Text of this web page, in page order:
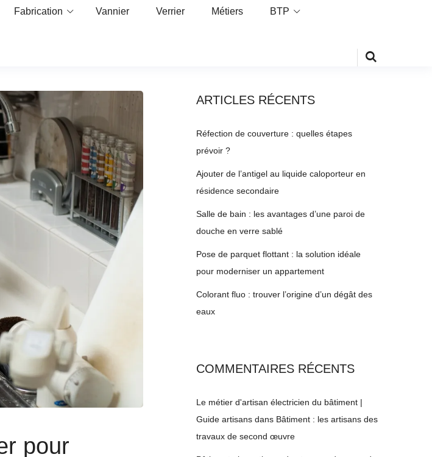
Fabrication Vannier Verrier Métiers BTP
pour
ARTICLES RÉCENTS
Réfection de couverture : quelles étapes
prévoir ?
Ajouter de l’antigel au liquide caloporteur en
résidence secondaire
Salle de bain : les avantages d’une paroi de
douche en verre sablé
Pose de parquet flottant : la solution idéale
pour moderniser un appartement
Colorant fluo : trouver l’origine d’un dégât des
eaux
COMMENTAIRES RÉCENTS
Le métier d'artisan électricien du bâtiment |
Guide artisans dans Bâtiment : les artisans des
travaux de second œuvre